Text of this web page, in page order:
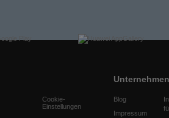
Cookie-
Einstellungen
Unternehmen
Blog
Impressum